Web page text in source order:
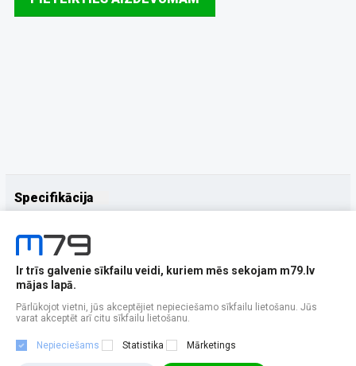
Specifikācija
Papildus
Ir trīs galvenie sīkfailu veidi, kuriem mēs sekojam m79.lv
mājas lapā.
Pārlūkojot vietni, jūs akceptējiet nepieciešamo sīkfailu lietošanu. Jūs
varat akceptēt arī citu sīkfailu lietošanu.
Nepieciešams Statistika Mārketings